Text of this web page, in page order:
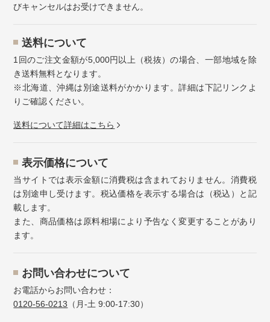
びキャンセルはお受けできません。
送料について
1回のご注文金額が5,000円以上（税抜）の場合、一部地域を除
き送料無料となります。
※北海道、沖縄は別途送料がかかります。詳細は下記リンクよ
りご確認ください。
送料について詳細はこちら
表示価格について
当サイトでは表示金額に消費税は含まれておりません。消費税
は別途申し受けます。税込価格を表示する場合は（税込）と記
載します。
また、商品価格は原料相場により予告なく変更することがあり
ます。
お問い合わせについて
お電話からお問い合わせ：
0120-56-0213 （月-土 9:00-17:30）